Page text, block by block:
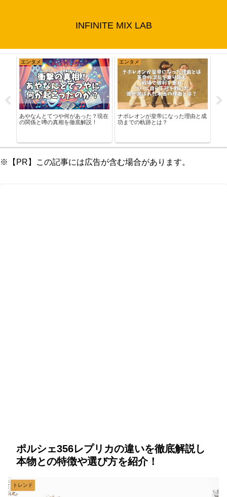
INFINITE MIX LAB
エンタメ
あやなんとてつや何があった？現在
の関係と噂の真相を徹底解説！
エンタメ
ナポレオンが皇帝になった理由と成
功までの軌跡とは？
※【PR】この記事には広告が含む場合があります。
ポルシェ356レプリカの違いを徹底解説し
本物との特徴や選び方を紹介！
トレンド